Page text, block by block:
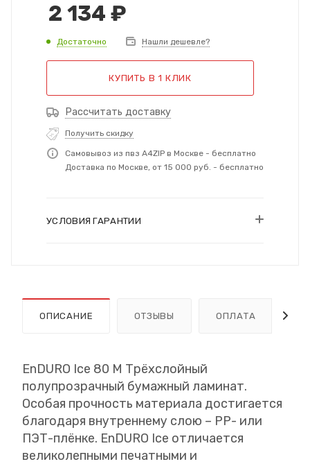
2 134 ₽
Достаточно Нашли дешевле?
КУПИТЬ В 1 КЛИК
Рассчитать доставку
Получить скидку
Самовывоз из пвз A4ZIP в Москве - бесплатно
Доставка по Москве, от 15 000 руб. - бесплатно
УСЛОВИЯ ГАРАНТИИ
ОПИСАНИЕ ОТЗЫВЫ ОПЛАТА
EnDURO Ice 80 M Трёхслойный
полупрозрачный бумажный ламинат.
Особая прочность материала достигается
благодаря внутреннему слою – PP- или
ПЭТ-плёнке. EnDURO Ice отличается
великолепными печатными и